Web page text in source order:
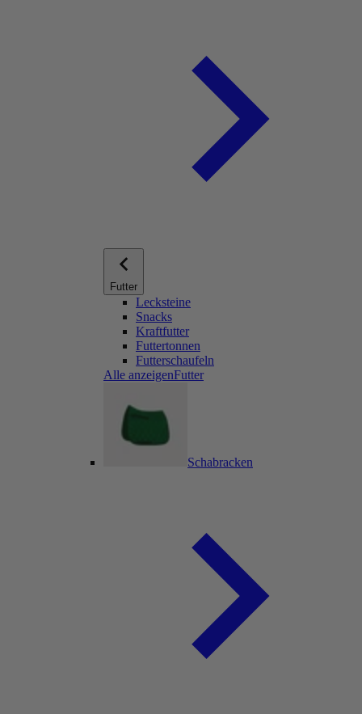
Futter
Lecksteine
Snacks
Kraftfutter
Futtertonnen
Futterschaufeln
Alle anzeigenFutter
Schabracken